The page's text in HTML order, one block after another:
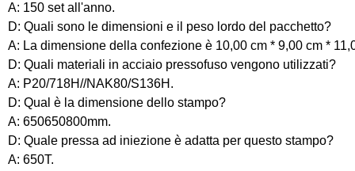
A: 150 set all'anno.
D: Quali sono le dimensioni e il peso lordo del pacchetto?
A: La dimensione della confezione è 10,00 cm * 9,00 cm *
D: Quali materiali in acciaio pressofuso vengono utilizzati?
A: P20/718H//NAK80/S136H.
D: Qual è la dimensione dello stampo?
A: 650650800mm.
D: Quale pressa ad iniezione è adatta per questo stampo?
A: 650T.